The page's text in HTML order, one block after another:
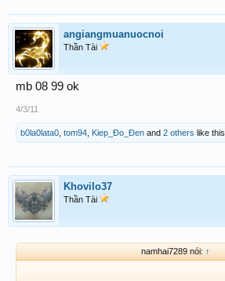
angiangmuanuocnoi
Thần Tài
mb 08 99 ok
4/3/11
b0la0lata0 tom94 Kiep_Đo_Đen and 2 others like this.
Khovilo37
Thần Tài
namhai7289 nói: ↑